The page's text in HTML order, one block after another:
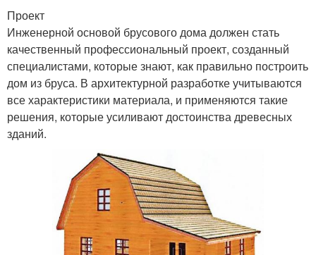
Проект
Инженерной основой брусового дома должен стать
качественный профессиональный проект, созданный
специалистами, которые знают, как правильно построить
дом из бруса. В архитектурной разработке учитываются
все характеристики материала, и применяются такие
решения, которые усиливают достоинства древесных
зданий.